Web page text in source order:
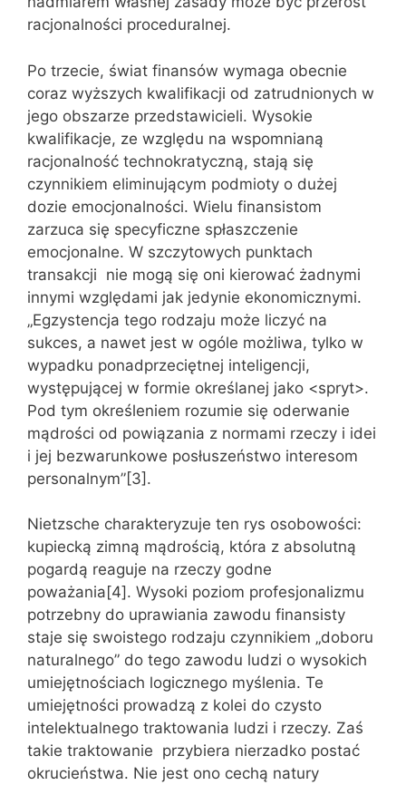
racjonalności proceduralnej.
Po trzecie, świat finansów wymaga obecnie
coraz wyższych kwalifikacji od zatrudnionych w
jego obszarze przedstawicieli. Wysokie
kwalifikacje, ze względu na wspomnianą
racjonalność technokratyczną, stają się
czynnikiem eliminującym podmioty o dużej
dozie emocjonalności. Wielu finansistom
zarzuca się specyficzne spłaszczenie
emocjonalne. W szczytowych punktach
transakcji nie mogą się oni kierować żadnymi
innymi względami jak jedynie ekonomicznymi.
„Egzystencja tego rodzaju może liczyć na
sukces, a nawet jest w ogóle możliwa, tylko w
wypadku ponadprzeciętnej inteligencji,
występującej w formie określanej jako <spryt>.
Pod tym określeniem rozumie się oderwanie
mądrości od powiązania z normami rzeczy i idei
i jej bezwarunkowe posłuszeństwo interesom
personalnym”[3].
Nietzsche charakteryzuje ten rys osobowości:
kupiecką zimną mądrością, która z absolutną
pogardą reaguje na rzeczy godne
poważania[4]. Wysoki poziom profesjonalizmu
potrzebny do uprawiania zawodu finansisty
staje się swoistego rodzaju czynnikiem „doboru
naturalnego” do tego zawodu ludzi o wysokich
umiejętnościach logicznego myślenia. Te
umiejętności prowadzą z kolei do czysto
intelektualnego traktowania ludzi i rzeczy. Zaś
takie traktowanie przybiera nierzadko postać
okrucieństwa. Nie jest ono cechą natury